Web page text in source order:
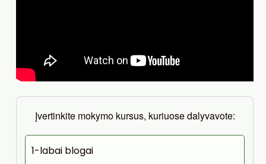
Įvertinkite mokymo kursus, kuriuose dalyvavote:
1-labai blogai